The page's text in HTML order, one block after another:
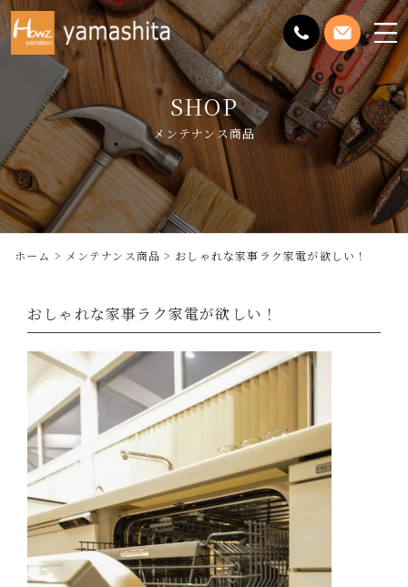
メ
ニ
ュ
ー
を
開
く
SHOP
メンテナンス商品
ホーム メンテナンス商品 おしゃれな家事ラク家電が欲しい！
おしゃれな家事ラク家電が欲しい！